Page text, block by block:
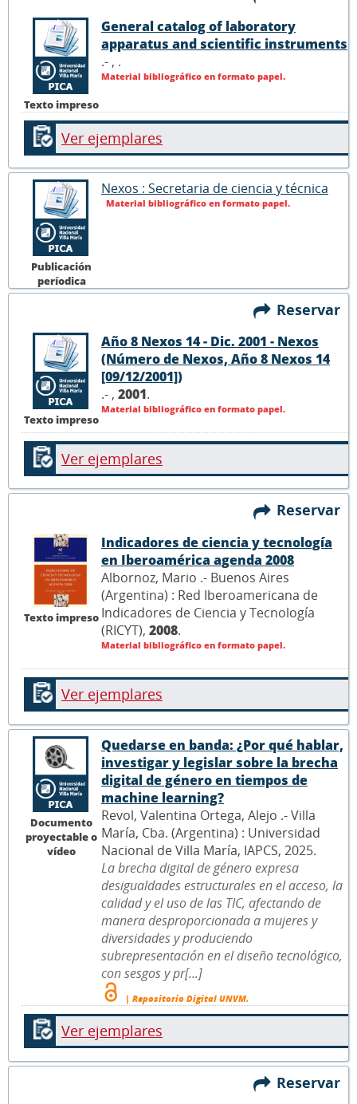
Texto impreso
General catalog of laboratory
apparatus and scientific instruments
.- , .
Material bibliográfico en formato papel.
Ver ejemplares
Publicación
períodica
Nexos : Secretaria de ciencia y técnica
Material bibliográfico en formato papel.
Reservar
Texto impreso
Año 8 Nexos 14 - Dic. 2001 - Nexos
(Número de Nexos, Año 8 Nexos 14
[09/12/2001])
.- , 2001.
Material bibliográfico en formato papel.
Ver ejemplares
Reservar
Texto impreso
Indicadores de ciencia y tecnología
en Iberoamérica agenda 2008
Albornoz, Mario .- Buenos Aires
(Argentina) : Red Iberoamericana de
Indicadores de Ciencia y Tecnología
(RICYT), 2008.
Material bibliográfico en formato papel.
Ver ejemplares
Documento
proyectable o
vídeo
Quedarse en banda: ¿Por qué hablar,
investigar y legislar sobre la brecha
digital de género en tiempos de
machine learning?
Revol, Valentina Ortega, Alejo .- Villa
María, Cba. (Argentina) : Universidad
Nacional de Villa María, IAPCS, 2025.
La brecha digital de género expresa
desigualdades estructurales en el acceso, la
calidad y el uso de las TIC, afectando de
manera desproporcionada a mujeres y
diversidades y produciendo
subrepresentación en el diseño tecnológico,
con sesgos y pr[...]
| Repositorio Digital UNVM.
Ver ejemplares
Reservar